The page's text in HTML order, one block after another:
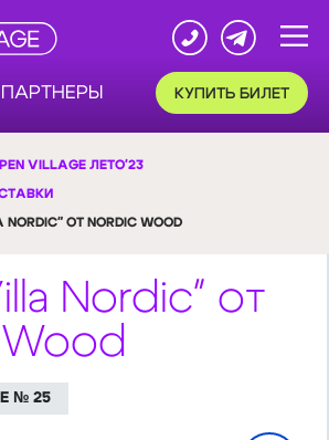
КУПИТЬ БИЛЕТ
VILLAGE ЛЕТО'23
ОТ NORDIC WOOD
Nordic" от
№ 25